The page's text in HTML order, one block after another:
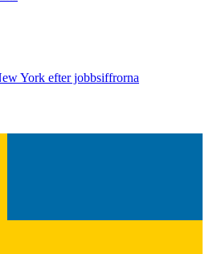
York efter jobbsiffrorna